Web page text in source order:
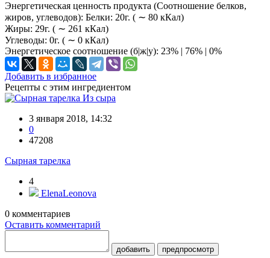
Энергетическая ценность продукта (Соотношение белков,
жиров, углеводов): Белки: 20г. ( ∼ 80 кКал)
Жиры: 29г. ( ∼ 261 кКал)
Углеводы: 0г. ( ∼ 0 кКал)
Энергетическое соотношение (б|ж|у): 23% | 76% | 0%
Добавить в избранное
Рецепты с этим ингредиентом
Из сыра
3 января 2018, 14:32
0
47208
Сырная тарелка
4
ElenaLeonova
0 комментариев
Оставить комментарий
добавить предпросмотр